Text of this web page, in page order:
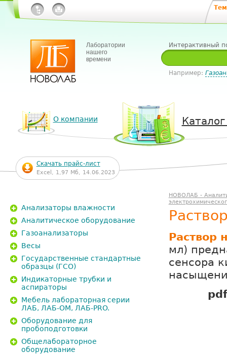
Лаборатории
нашего
времени
Интерактивный
Например:
О компании
Скачать прайс-лист
Excel, 1,97 Мб, 14.06.2023
НОВОЛАБ -
Раствор
мл)
сенсора
Анализаторы влажности
Аналитическое оборудование
Газоанализаторы
Весы
Государственные стандартные
образцы (ГСО)
Индикаторные трубки и
аспираторы
Мебель лабораторная серии
ЛАБ, ЛАБ-ОМ, ЛАБ-PRO.
Оборудование для
пробоподготовки
Общелабораторное
оборудование